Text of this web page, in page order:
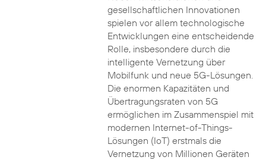
gesellschaftlichen Innovationen
spielen vor allem technologische
Entwicklungen eine entscheidende
Rolle, insbesondere durch die
intelligente Vernetzung über
Mobilfunk und neue 5G-Lösungen.
Die enormen Kapazitäten und
Übertragungsraten von 5G
ermöglichen im Zusammenspiel mit
modernen Internet-of-Things-
Lösungen (IoT) erstmals die
Vernetzung von Millionen Geräten